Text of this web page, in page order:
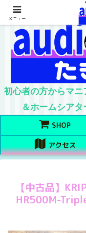
初心者の方からマ
＆ホームシア
SHOP
アクセス
【中古品】
HR500M-
メニュー